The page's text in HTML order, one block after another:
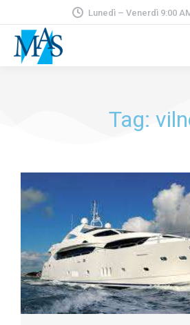
Lunedì – Venerdì 9:00
Tag: